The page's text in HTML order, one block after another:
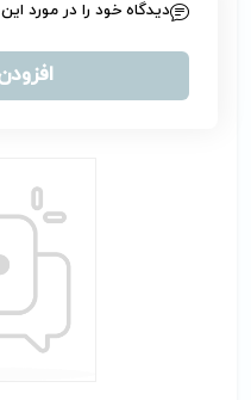
دیدگاه خود را در مورد